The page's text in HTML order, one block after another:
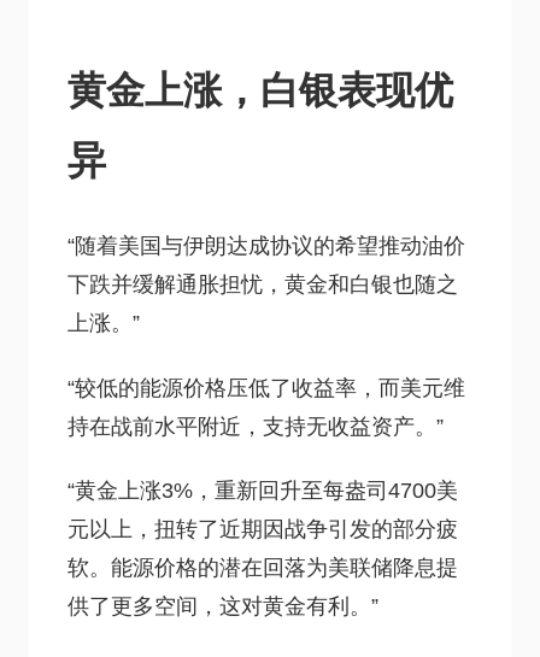
黄金上涨，白银表现优
异
“随着美国与伊朗达成协议的希望推动油价
下跌并缓解通胀担忧，黄金和白银也随之
上涨。”
“较低的能源价格压低了收益率，而美元维
持在战前水平附近，支持无收益资产。”
“黄金上涨3%，重新回升至每盎司4700美
元以上，扭转了近期因战争引发的部分疲
软。能源价格的潜在回落为美联储降息提
供了更多空间，这对黄金有利。”